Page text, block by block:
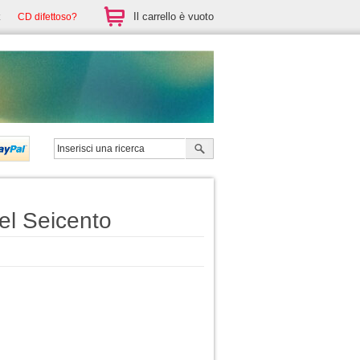
Il carrello è vuoto
CD difettoso?
Seicento